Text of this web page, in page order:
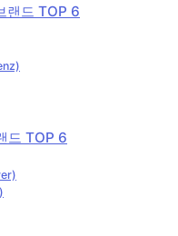
랜드 TOP 6
드 TOP 6